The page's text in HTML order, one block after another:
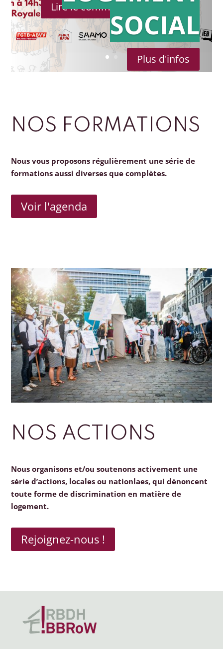
Lire le communiqué de presse
SOCIAL
Plus d'infos
NOS FORMATIONS
Nous vous proposons régulièrement une série de
formations aussi diverses que complètes.
Voir l'agenda
NOS ACTIONS
Nous organisons et/ou soutenons activement une
série d’actions, locales ou nationlaes, qui dénoncent
toute forme de discrimination en matière de
logement.
Rejoignez-nous !